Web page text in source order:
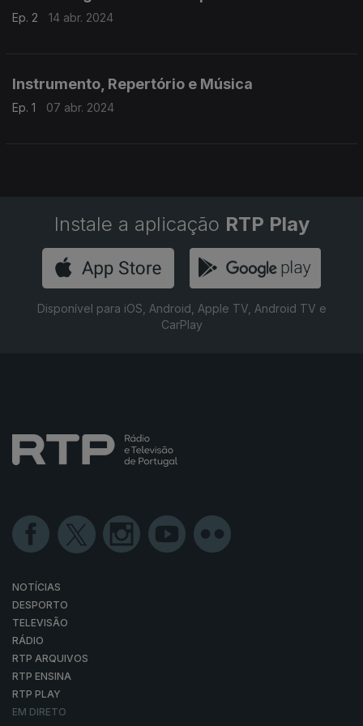
Ep. 2 14 abr. 2024
Instrumento, Repertório e Música
Ep. 1 07 abr. 2024
Instale a aplicação RTP Play
Disponível para iOS, Android, Apple TV, Android TV e
CarPlay
NOTÍCIAS
DESPORTO
TELEVISÃO
RÁDIO
RTP ARQUIVOS
RTP ENSINA
RTP PLAY
EM DIRETO